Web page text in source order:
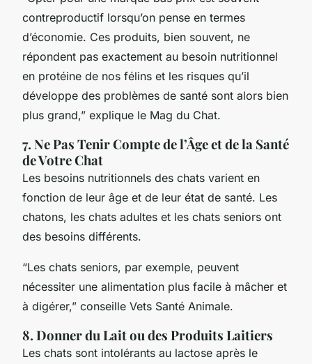
contreproductif lorsqu’on pense en termes
d’économie. Ces produits, bien souvent, ne
répondent pas exactement au besoin nutritionnel
en protéine de nos félins et les risques qu’il
développe des problèmes de santé sont alors bien
plus grand,” explique le Mag du Chat.
7. Ne Pas Tenir Compte de l’Âge et de la Santé
de Votre Chat
Les besoins nutritionnels des chats varient en
fonction de leur âge et de leur état de santé. Les
chatons, les chats adultes et les chats seniors ont
des besoins différents.
“Les chats seniors, par exemple, peuvent
nécessiter une alimentation plus facile à mâcher et
à digérer,” conseille Vets Santé Animale.
8. Donner du Lait ou des Produits Laitiers
Les chats sont intolérants au lactose après le